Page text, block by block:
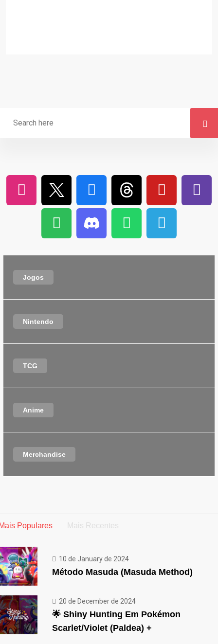
Jogos
Nintendo
TCG
Anime
Merchandise
Populares Mais Recentes
10 de January de 2024
Método Masuda (Masuda Method)
20 de December de 2024
🌟 Shiny Hunting Em Pokémon
Scarlet/Violet (Paldea) +